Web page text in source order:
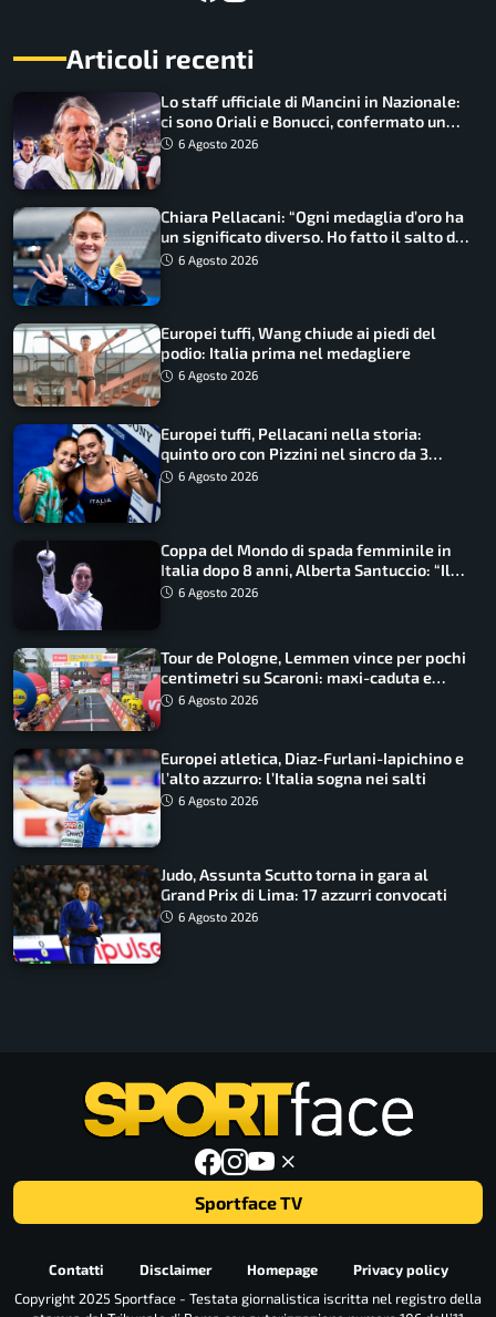
Articoli recenti
Lo staff ufficiale di Mancini in Nazionale:
ci sono Oriali e Bonucci, confermato un
ritorno
6 Agosto 2026
Chiara Pellacani: “Ogni medaglia d’oro ha
un significato diverso. Ho fatto il salto di
qualità”
6 Agosto 2026
Europei tuffi, Wang chiude ai piedi del
podio: Italia prima nel medagliere
6 Agosto 2026
Europei tuffi, Pellacani nella storia:
quinto oro con Pizzini nel sincro da 3
metri
6 Agosto 2026
Coppa del Mondo di spada femminile in
Italia dopo 8 anni, Alberta Santuccio: “Il
lavoro dà sempre i suoi frutti”
6 Agosto 2026
Tour de Pologne, Lemmen vince per pochi
centimetri su Scaroni: maxi-caduta e
tappa accorciata
6 Agosto 2026
Europei atletica, Diaz-Furlani-Iapichino e
l’alto azzurro: l’Italia sogna nei salti
6 Agosto 2026
Judo, Assunta Scutto torna in gara al
Grand Prix di Lima: 17 azzurri convocati
6 Agosto 2026
Sportface TV
Contatti Disclaimer Homepage
Privacy policy
Copyright 2025 Sportface - Testata giornalistica iscritta nel registro della